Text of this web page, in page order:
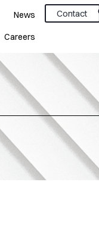
News
Careers
Contact